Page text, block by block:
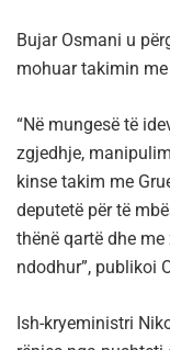
Bujar Osmani u
mohuar takimin me
“Në mungesë të
zgjedhje,
kinse takim me
deputetë për të
thënë qartë dhe
ndodhur”, publikoi
Ish-kryeministri